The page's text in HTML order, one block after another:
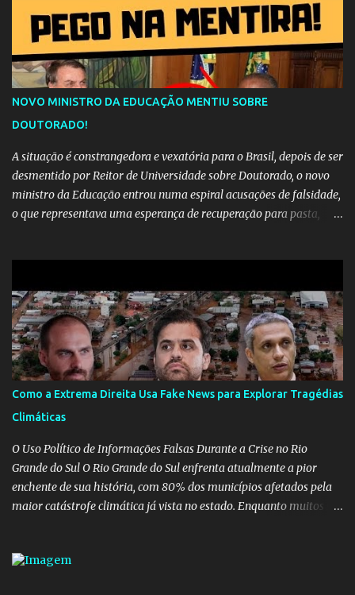
NOVO MINISTRO DA EDUCAÇÃO MENTIU SOBRE
DOUTORADO!
A situação é constrangedora e vexatória para o Brasil, depois de ser
desmentido por Reitor de Universidade sobre Doutorado, o novo
ministro da Educação entrou numa espiral acusações de falsidade,
o que representava uma esperança de recuperação para pasta,
meio vai ter o seu terceiro ministro no comando, depois da
insensatez de Vélez e as loucuras ideológicas de Weintraub, parecia
que a ala influenciada por Olavo de Carvalho tinha perdido força
na gestão... Mas as mentiras de Carlos Alberto Decotelli podem
trazer mais problemas do que soluções a Educação brasileira,
afinal de contas como acreditar em algo proposto pelo novo
ministro sem imaginar que ele só esta querendo auferir vantagens
pessoais em uma pasta de tamanha envergadura e influência na
vida dos brasileiros. Evelin Azevedo escreveu brilhantemen...
Como a Extrema Direita Usa Fake News para Explorar Tragédias
Climáticas
O Uso Político de Informações Falsas Durante a Crise no Rio
Grande do Sul O Rio Grande do Sul enfrenta atualmente a pior
enchente de sua história, com 80% dos municípios afetados pela
maior catástrofe climática já vista no estado. Enquanto muitos se
voluntários e das forças governamentais, impactando diretamente